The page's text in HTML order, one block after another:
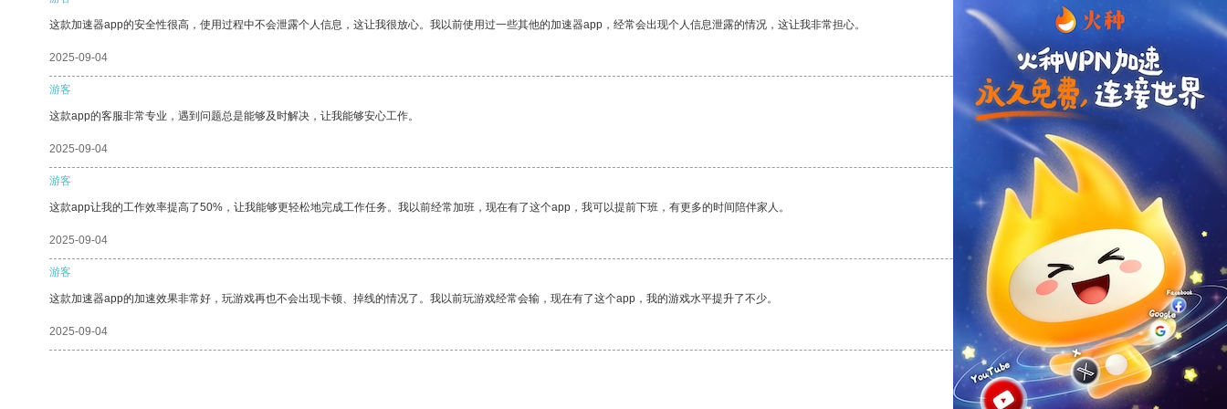
这款加速器app的安全性很高，使用过程中不会泄露个人信息，这让我很放心。我以前使用过一些其他的加速器app，经常会出现个人信息泄露的情况，这让我非常担心。
2025-09-04 支持[0] 反对
游客
这款app的客服非常专业，遇到问题总是能够及时解决，让我能够安心工作。
2025-09-04 支持
游客
这款app让我的工作效率提高了50%，让我能够更轻松地完成工作任务。我以前经常加班，现在有了这个app，我可以提前下班，有更多的时间陪伴家人。
2025-09-04 反对 [0]
游客
这款加速器app的加速效果非常好，玩游戏再也不会出现卡顿、掉线的情况了。我以前玩游戏经常会输，现在有了这个app，我的游戏水平提升了不少。
2025-09-04 支持[0] 反对[0]